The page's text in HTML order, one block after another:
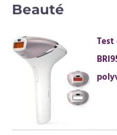
h
r
Beauté